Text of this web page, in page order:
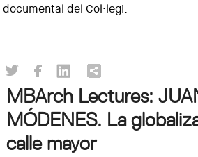
documental del Col·legi.
MBArch Lectures:
MÓDENES. La
calle mayor